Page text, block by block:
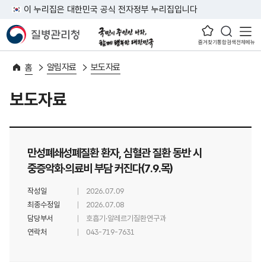
이 누리집은 대한민국 공식 전자정부 누리집입니다
즐겨찾기통합검색전체메뉴
홈 알림자료 보도자료
보도자료
만성폐쇄성폐질환 환자, 심혈관 질환 동반 시
중증악화·의료비 부담 커진다(7.9.목)
작성일
2026.07.09
최종수정일
2026.07.08
담당부서
호흡기·알레르기질환연구과
연락처
043-719-7631